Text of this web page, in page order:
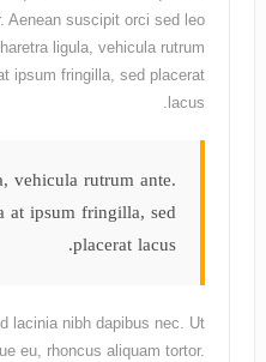
Aenean suscipit orci sed leo
ligula, vehicula rutrum
ipsum fringilla, sed placerat
lacus.
vehicula rutrum ante.
at ipsum fringilla, sed
placerat lacus.
lacinia nibh dapibus nec. Ut
eu, rhoncus aliquam tortor.